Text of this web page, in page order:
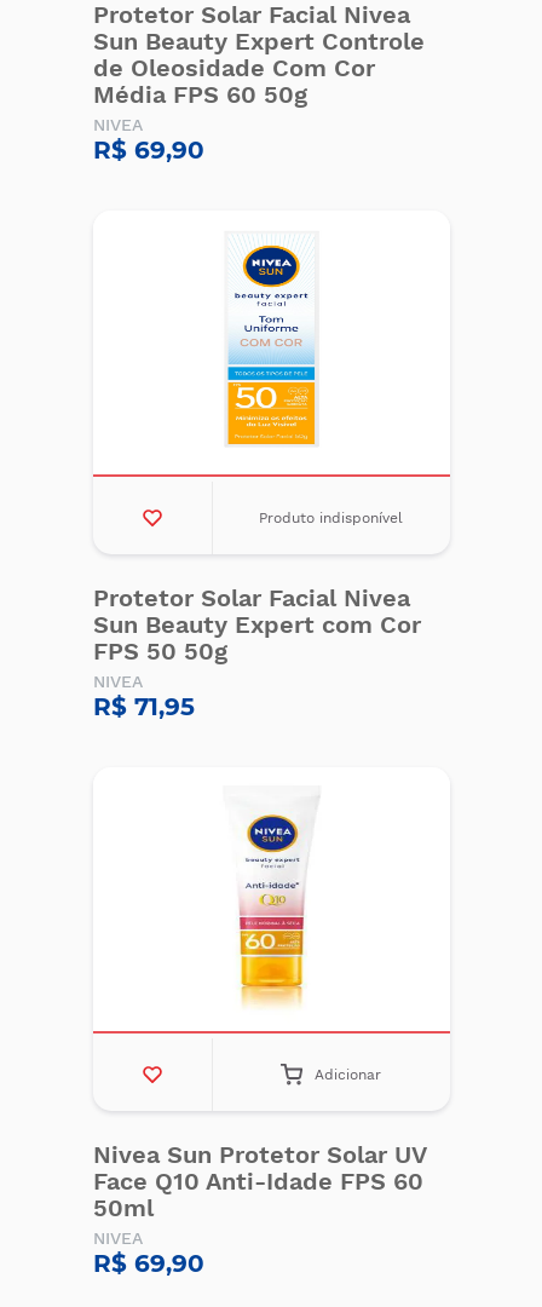
Protetor Solar Facial Nivea
Sun Beauty Expert Controle
de Oleosidade Com Cor
Média FPS 60 50g
NIVEA
R$ 69,90
Produto indisponível
Protetor Solar Facial Nivea
Sun Beauty Expert com Cor
FPS 50 50g
NIVEA
R$ 71,95
Adicionar
Nivea Sun Protetor Solar UV
Face Q10 Anti-Idade FPS 60
50ml
NIVEA
R$ 69,90